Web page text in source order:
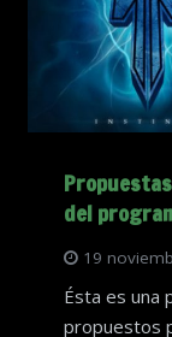
del
19
Ésta es una
propuestos